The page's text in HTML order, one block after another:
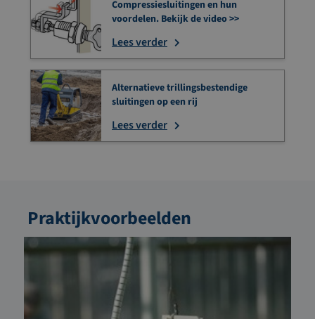
Compressiesluitingen en hun
voordelen. Bekijk de video >>
Lees verder
Alternatieve trillingsbestendige
sluitingen op een rij
Lees verder
Praktijkvoorbeelden